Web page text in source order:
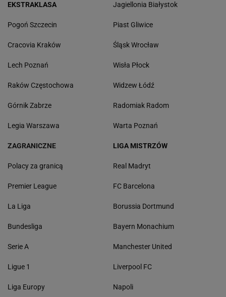
EKSTRAKLASA
Pogoń Szczecin
Cracovia Kraków
Lech Poznań
Raków Częstochowa
Górnik Zabrze
Legia Warszawa
Jagiellonia Białystok
Piast Gliwice
Śląsk Wrocław
Wisła Płock
Widzew Łódź
Radomiak Radom
Warta Poznań
ZAGRANICZNE
Polacy za granicą
Premier League
La Liga
Bundesliga
Serie A
Ligue 1
Liga Europy
LIGA MISTRZÓW
Real Madryt
FC Barcelona
Borussia Dortmund
Bayern Monachium
Manchester United
Liverpool FC
Napoli